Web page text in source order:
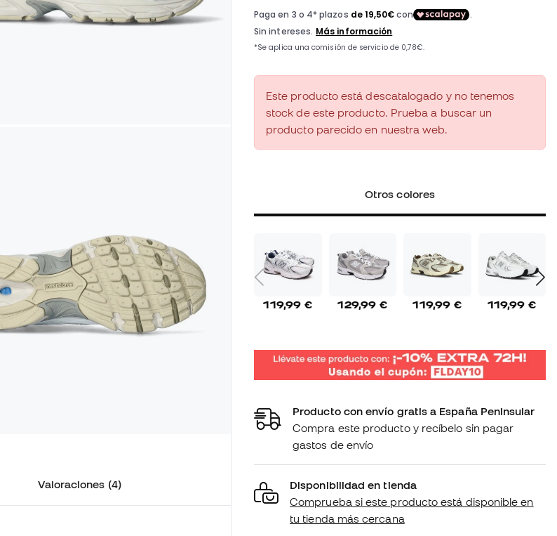
Valoraciones (4)
Este producto está descatalogado y no tenemos
stock de este producto. Prueba a buscar un
producto parecido en nuestra web.
Otros colores
119,99 € 129,99 € 119,99 € 119,99 €
Producto con envío gratis a España Peninsular
Compra este producto y recíbelo sin pagar
gastos de envío
Disponibilidad en tienda
Comprueba si este producto está disponible en
tu tienda más cercana